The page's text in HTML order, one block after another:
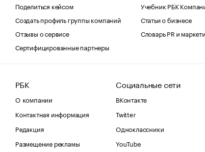
Поделиться кейсом
Создать профиль группы компаний
Отзывы о сервисе
Сертифицированные партнеры
Учебник РБК
Статьи о бизнесе
Словарь PR и
РБК
О компании
Контактная информация
Редакция
Размещение рекламы
Социальные сети
ВКонтакте
Twitter
Одноклассники
YouTube